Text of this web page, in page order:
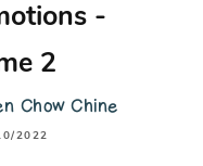
-
2
Chow Chine
2022